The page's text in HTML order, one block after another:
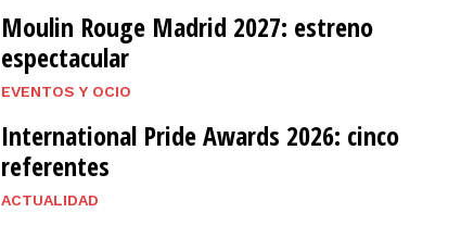
Moulin Rouge Madrid 2027: estreno
espectacular
EVENTOS Y OCIO
International Pride Awards 2026: cinco
referentes
ACTUALIDAD